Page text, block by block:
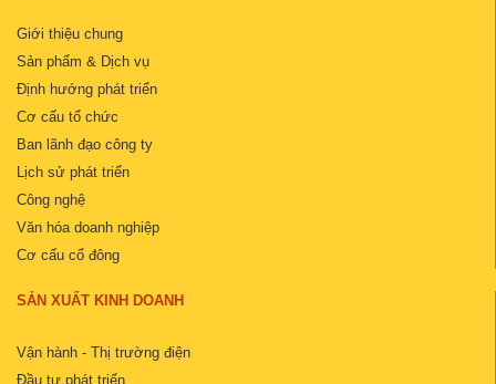
Giới thiệu chung
Sản phẩm & Dịch vụ
Định hướng phát triển
Cơ cấu tổ chức
Ban lãnh đạo công ty
Lịch sử phát triển
Công nghệ
Văn hóa doanh nghiệp
Cơ cấu cổ đông
SẢN XUẤT KINH DOANH
Vận hành - Thị trường điện
Đầu tư phát triển